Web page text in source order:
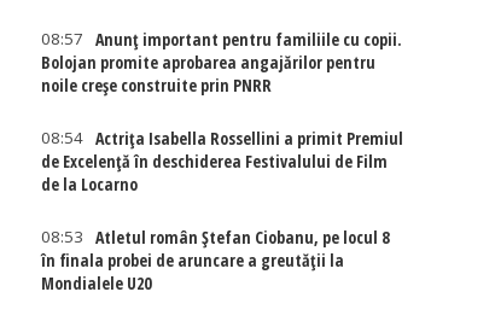
08:57
Anunț important pentru familiile cu copii.
Bolojan promite aprobarea angajărilor pentru
noile creșe construite prin PNRR
08:54 Actriţa Isabella Rossellini a primit Premiul
de Excelenţă în deschiderea Festivalului de Film
de la Locarno
08:53
Atletul român Ștefan Ciobanu, pe locul 8
în finala probei de aruncare a greutății la
Mondialele U20